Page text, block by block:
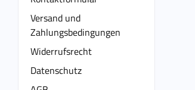
Versand und
Zahlungsbedingungen
Widerrufsrecht
Datenschutz